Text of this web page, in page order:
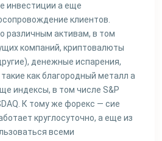
инвестиции а еще
клиентов.
различным активам, в том
компаний, криптовалюты
денежные испарения,
как благородный металл а
индексы, в том числе S&P
К тому же форекс — сие
круглосуточно, а еще из
всеми